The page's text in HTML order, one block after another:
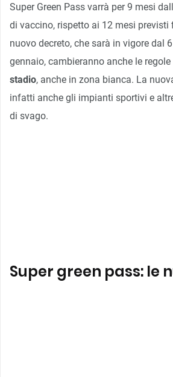
Super Green Pass varrà per 9 mesi
di vaccino, rispetto ai 12 mesi previsti
nuovo decreto, che sarà in vigore dal
gennaio, cambieranno anche le regole
stadio, anche in zona bianca. La
infatti anche gli impianti sportivi e
di svago.
Super green pass: le